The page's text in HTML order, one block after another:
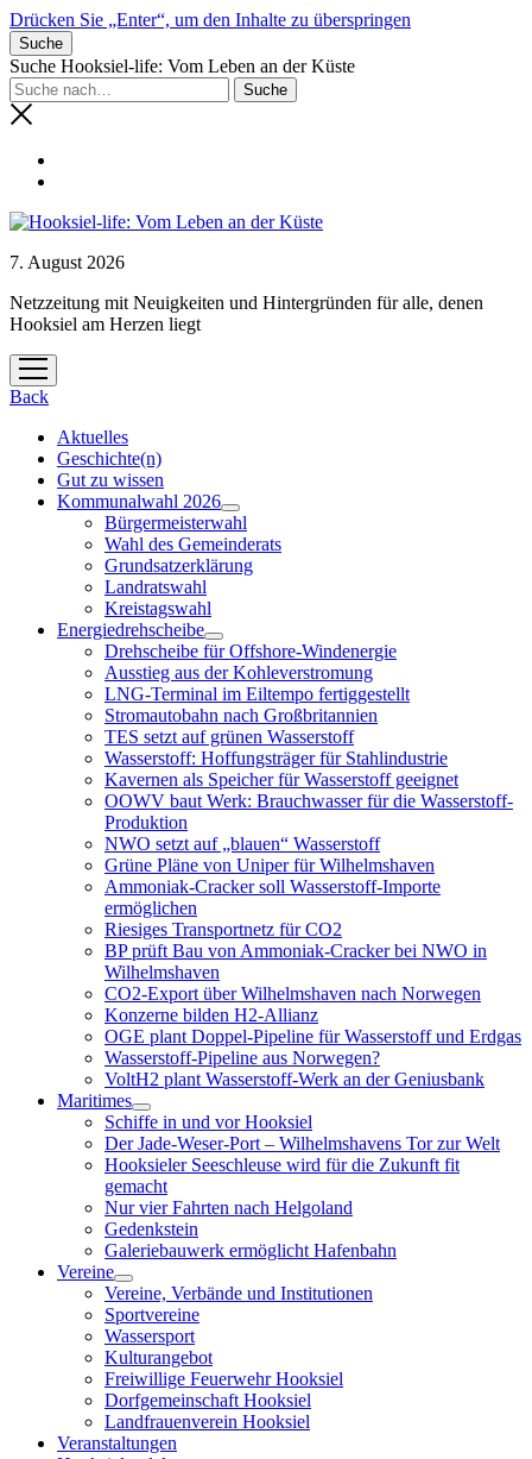
Drücken Sie „Enter“, um den Inhalte zu überspringen
Suche
Suche Hooksiel-life: Vom Leben an der Küste
7. August 2026
Netzzeitung mit Neuigkeiten und Hintergründen für alle, denen
Hooksiel am Herzen liegt
Menü
öffnen
Back
Aktuelles
Geschichte(n)
Gut zu wissen
Kommunalwahl 2026
Menü
öffnen
Bürgermeisterwahl
Wahl des Gemeinderats
Grundsatzerklärung
Landratswahl
Kreistagswahl
Energiedrehscheibe
Menü
öffnen
Drehscheibe für Offshore-Windenergie
Ausstieg aus der Kohleverstromung
LNG-Terminal im Eiltempo fertiggestellt
Stromautobahn nach Großbritannien
TES setzt auf grünen Wasserstoff
Wasserstoff: Hoffungsträger für Stahlindustrie
Kavernen als Speicher für Wasserstoff geeignet
OOWV baut Werk: Brauchwasser für die Wasserstoff-
Produktion
NWO setzt auf „blauen“ Wasserstoff
Grüne Pläne von Uniper für Wilhelmshaven
Ammoniak-Cracker soll Wasserstoff-Importe
ermöglichen
Riesiges Transportnetz für CO2
BP prüft Bau von Ammoniak-Cracker bei NWO in
Wilhelmshaven
CO2-Export über Wilhelmshaven nach Norwegen
Konzerne bilden H2-Allianz
OGE plant Doppel-Pipeline für Wasserstoff und Erdgas
Wasserstoff-Pipeline aus Norwegen?
VoltH2 plant Wasserstoff-Werk an der Geniusbank
Maritimes
Menü
öffnen
Schiffe in und vor Hooksiel
Der Jade-Weser-Port – Wilhelmshavens Tor zur Welt
Hooksieler Seeschleuse wird für die Zukunft fit
gemacht
Nur vier Fahrten nach Helgoland
Gedenkstein
Galeriebauwerk ermöglicht Hafenbahn
Vereine
Menü
öffnen
Vereine, Verbände und Institutionen
Sportvereine
Wassersport
Kulturangebot
Freiwillige Feuerwehr Hooksiel
Dorfgemeinschaft Hooksiel
Landfrauenverein Hooksiel
Veranstaltungen